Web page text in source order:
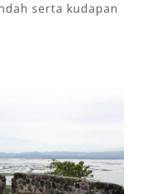
serta kudapan